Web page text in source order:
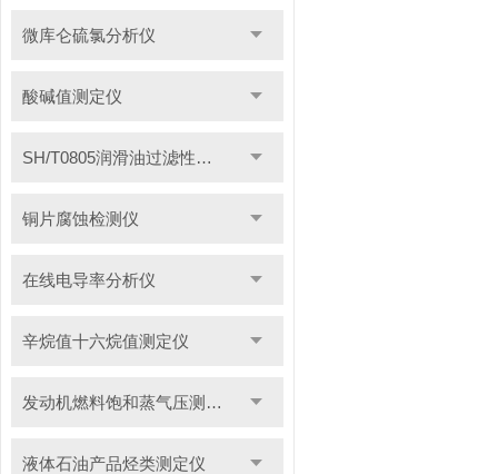
微库仑硫氯分析仪
酸碱值测定仪
SH/T0805润滑油过滤性测定仪
铜片腐蚀检测仪
在线电导率分析仪
辛烷值十六烷值测定仪
发动机燃料饱和蒸气压测定仪
液体石油产品烃类测定仪